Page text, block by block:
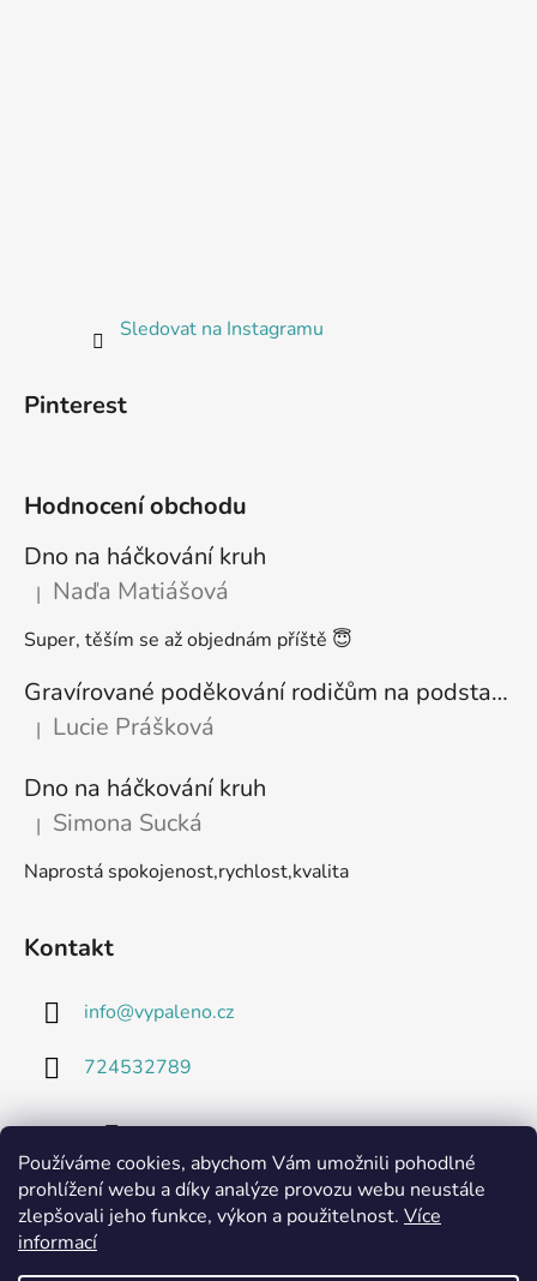
Používáme cookies, abychom Vám umožnili pohodlné
prohlížení webu a díky analýze provozu webu neustále
zlepšovali jeho funkce, výkon a použitelnost. Více
informací
Sledovat na Instagramu
Pinterest
Hodnocení obchodu
Dno na háčkování kruh
Hodnocení produktu je 5 z 5 hvězdiček.
| Naďa Matiášová
Super, těším se až objednám příště 😇
Gravírované poděkování rodičům na podstavci
Hodnocení produktu je 5 z 5 hvězdiček.
| Lucie Prášková
Dno na háčkování kruh
Hodnocení produktu je 5 z 5 hvězdiček.
| Simona Sucká
Naprostá spokojenost,rychlost,kvalita
Kontakt
info@vypaleno.cz
724532789
Technické listy a informace o použitých materiálech